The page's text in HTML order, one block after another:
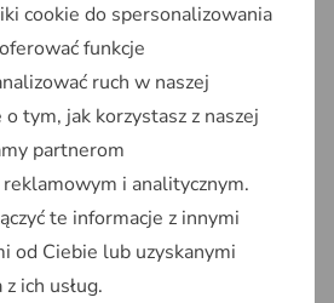
średnich cen mieszkań,
obszarów z wyższymi i
cena, minimalna i maksymalna
w danym obszarze.
: Dane historyczne z ostatnich 5
zmian cen na rynku
Polski
cookie do spersonalizowania
funkcje
ruch w naszej
tym, jak korzystasz z naszej
partnerom
reklamowym i analitycznym.
te informacje z innymi
od Ciebie lub uzyskanymi
ich usług.